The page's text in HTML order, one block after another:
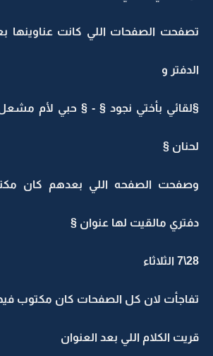
تصفحت الصفحات اللي كانت عناوينها
الدفتر و
§لقائي بأختي نجود § - § حبي لأم
لحنان §
وصفحت الصفحه اللي بعدهم كان
دفتري مالقيت لها عنوان §
28\7 الثلاثاء
تفاجأت لان كل الصفحات كان مكتوب
قريت الكلام اللي بعد العنوان